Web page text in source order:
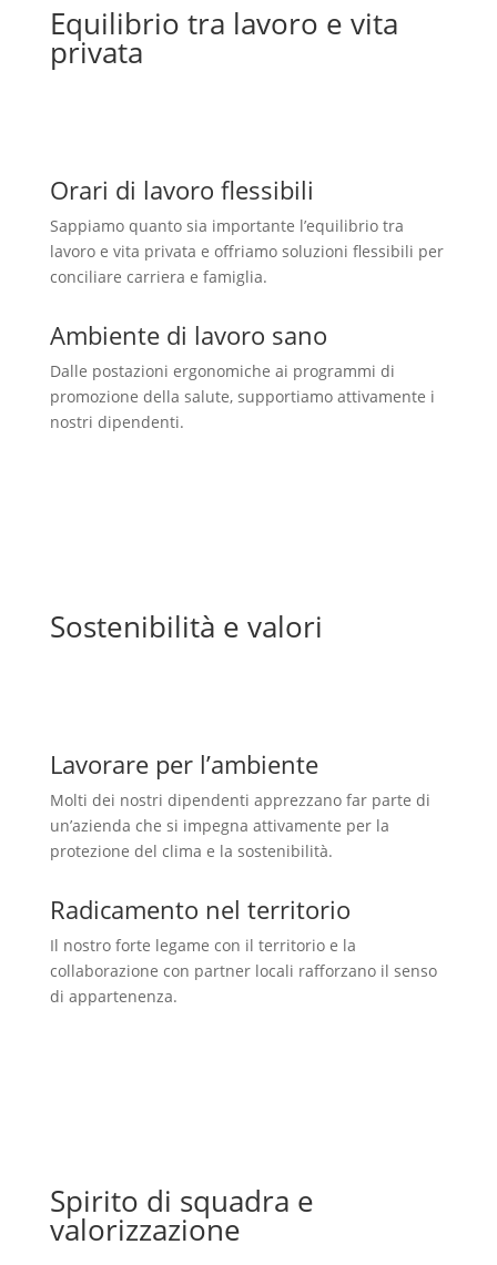
Equilibrio tra lavoro e vita
privata
Orari di lavoro flessibili
Sappiamo quanto sia importante l’equilibrio tra
lavoro e vita privata e offriamo soluzioni flessibili per
conciliare carriera e famiglia.
Ambiente di lavoro sano
Dalle postazioni ergonomiche ai programmi di
promozione della salute, supportiamo attivamente i
nostri dipendenti.
Sostenibilità e valori
Lavorare per l’ambiente
Molti dei nostri dipendenti apprezzano far parte di
un’azienda che si impegna attivamente per la
protezione del clima e la sostenibilità.
Radicamento nel territorio
Il nostro forte legame con il territorio e la
collaborazione con partner locali rafforzano il senso
di appartenenza.
Spirito di squadra e
valorizzazione